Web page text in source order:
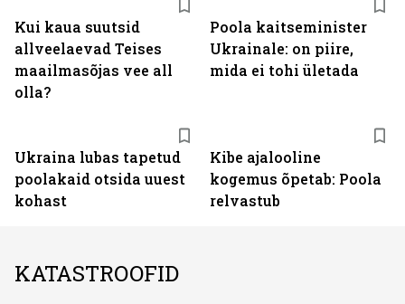
Kui kaua suutsid
allveelaevad Teises
maailmasõjas vee all
olla?
Poola kaitseminister
Ukrainale: on piire,
mida ei tohi ületada
Ukraina lubas tapetud
poolakaid otsida uuest
kohast
Kibe ajalooline
kogemus õpetab: Poola
relvastub
KATASTROOFID